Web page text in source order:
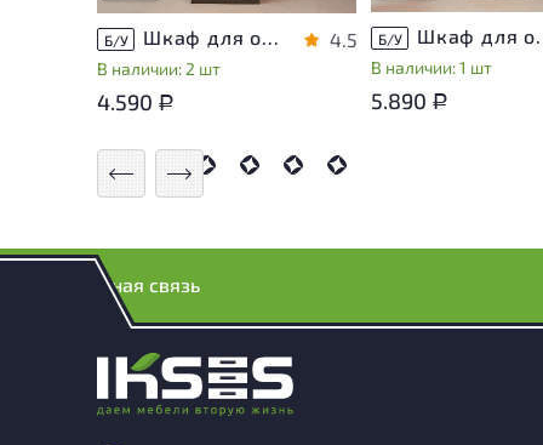
Б/У Шкаф для одежды ЛДСП Венге
В наличии: 2 шт
4.5
4.590 Р
Б/У Шкаф
В наличии: 1 шт
5.890 Р
Обратная связь